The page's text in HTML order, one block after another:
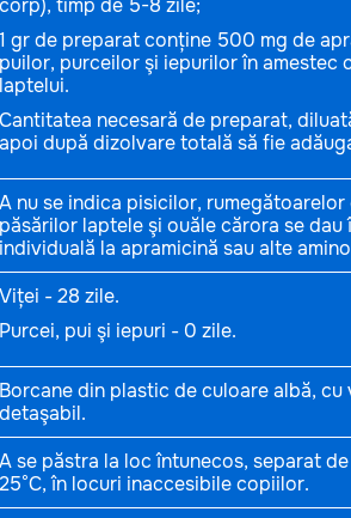
corp), timp de 5-8 zile;
1 gr de preparat conține 500 mg de
puilor, purceilor şi iepurilor în amestec
laptelui.
Cantitatea necesară de preparat,
apoi după dizolvare totală să fie
A nu se indica pisicilor,
păsărilor laptele şi ouăle cărora se
individuală la apramicină sau alte
Viței - 28 zile.
Purcei, pui şi iepuri - 0 zile.
Borcane din plastic de culoare albă,
detaşabil.
A se păstra la loc întunecos, separat
25°C, în locuri inaccesibile copiilor.